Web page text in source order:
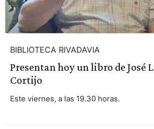
BIBLIOTECA RIVADAVIA
Presentan hoy un libro de José
Cortijo
Este viernes, a las 19.30 horas.